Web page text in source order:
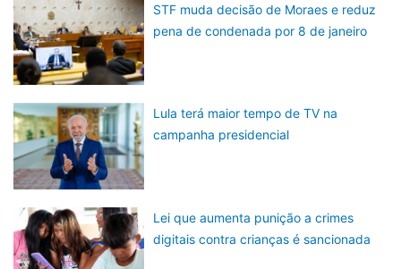
STF muda decisão de Moraes e reduz
pena de condenada por 8 de janeiro
Lula terá maior tempo de TV na
campanha presidencial
Lei que aumenta punição a crimes
digitais contra crianças é sancionada